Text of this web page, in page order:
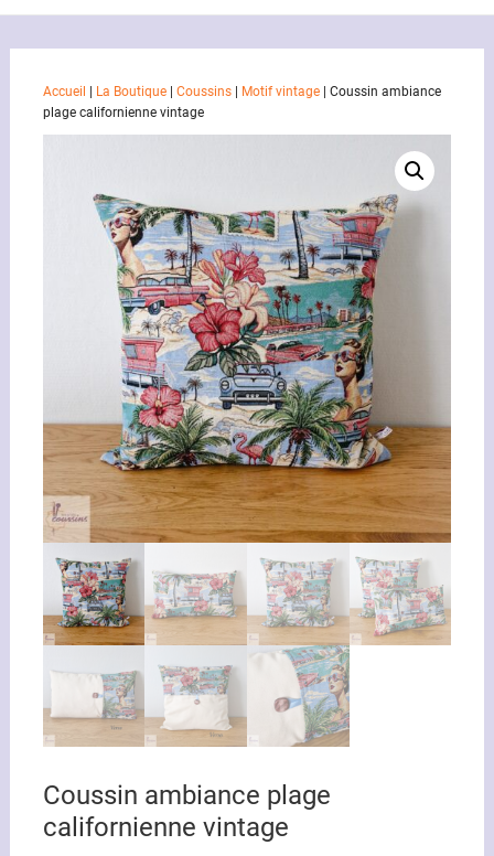
Accueil La Boutique| Coussins| Motif vintage| Coussin ambiance
plage californienne vintage
Coussin ambiance plage
californienne vintage